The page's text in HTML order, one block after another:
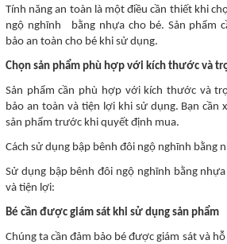
Tính năng an toàn là một điều cần thiết khi
ngộ nghĩnh bằng nhựa cho bé. Sản phẩm
bảo an toàn cho bé khi sử dụng.
Chọn sản phẩm phù hợp với kích thước và
Sản phẩm cần phù hợp với kích thước và
bảo an toàn và tiện lợi khi sử dụng. Bạn cần
sản phẩm trước khi quyết định mua.
Cách sử dụng bập bênh đôi ngộ nghĩnh bằng
Sử dụng bập bênh đôi ngộ nghĩnh bằng
và tiện lợi:
Bé cần được giám sát khi sử dụng sản phẩm
Chúng ta cần đảm bảo bé được giám sát và